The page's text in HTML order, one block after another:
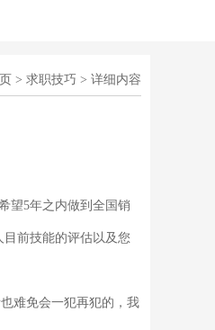
> 求职技巧 > 详细内容
望5年之内做到全国销
前技能的评估以及您
难免会一犯再犯的，我